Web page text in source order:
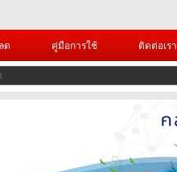
ด คู่มือการใช้ ติดต่อเรา